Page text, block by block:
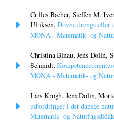
Crilles Bacher, Steffen M.
Ulriksen, Dovne drenge eller
MONA - Matematik- og
Christina Binau, Jens Dolin,
Schmidt,
MONA - Matematik- og
Lars Krogh, Jens Dolin,
udfordringer i det danske
Matematik- og